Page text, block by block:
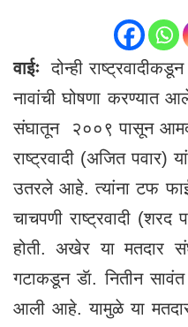
वाईः दोन्ही
नावांची घोषणा करण्यात
संघातून २००९ पासून
राष्ट्रवादी (अजित पवार)
उतरले आहे. त्यांना टफ
चाचपणी राष्ट्रवादी (शरद
होती. अखेर या मतदार
गटाकडून डॅा. नितीन सावंत
आली आहे. यामुळे या